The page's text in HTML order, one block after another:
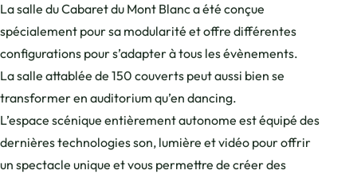
La salle du Cabaret du Mont Blanc a été conçue
spécialement pour sa modularité et offre différentes
configurations pour s’adapter à tous les évènements.
La salle attablée de 150 couverts peut aussi bien se
transformer en auditorium qu’en dancing.
L’espace scénique entièrement autonome est équipé des
dernières technologies son, lumière et vidéo pour offrir
un spectacle unique et vous permettre de créer des